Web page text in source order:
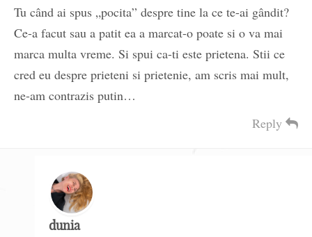
Tu când ai spus „pocita” despre tine la ce te-ai gândit?
Ce-a facut sau a patit ea a marcat-o poate si o va mai
marca multa vreme. Si spui ca-ti este prietena. Stii ce
cred eu despre prieteni si prietenie, am scris mai mult,
ne-am contrazis putin…
Reply
dunia